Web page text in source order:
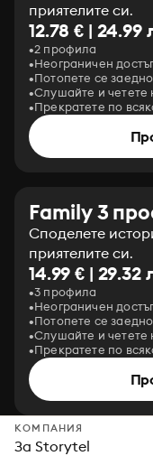
приятелите си.
12.78 € | 24.99
2 профила
Неограничен
Потопете се
Слушайте и четете
Прекратете по
Family 3
Споделете
приятелите си.
14.99 € | 29.32
3 профила
Неограничен
Потопете се
Слушайте и четете
Прекратете по
КОМПАНИЯ
За Storytel